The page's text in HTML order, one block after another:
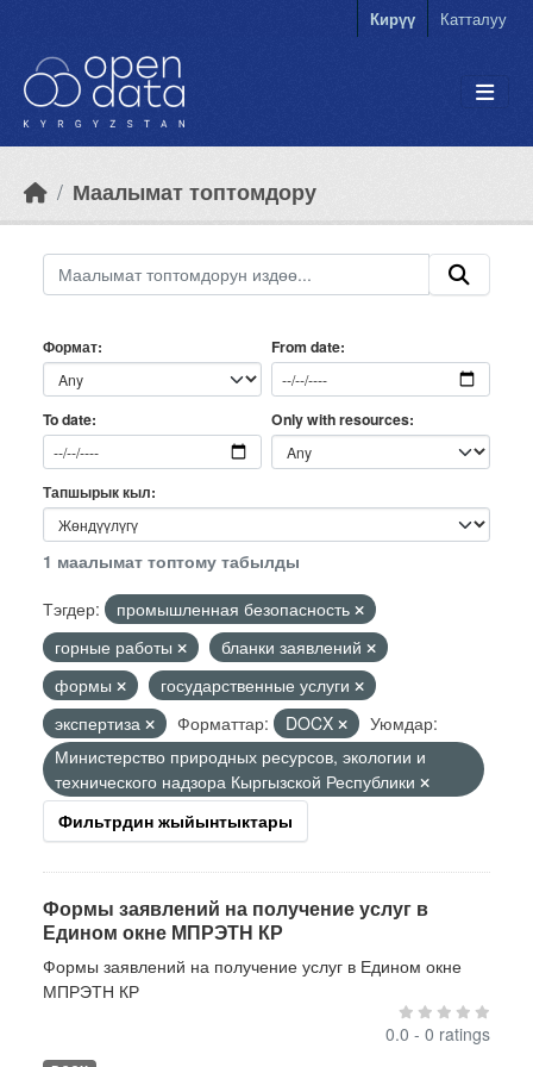
Кирүү Катталуу
Маалымат топтомдору
Формат From date
To date Only with resources
Тапшырык кыл
1 маалымат топтому табылды
Тэгдер:
промышленная безопасность
горные работы
бланки заявлений
формы
государственные услуги
экспертиза
Форматтар: DOCX
Уюмдар:
Министерство природных ресурсов, экологии и
технического надзора Кыргызской Республики
Фильтрдин жыйынтыктары
Формы заявлений на получение услуг в
Едином окне МПРЭТН КР
Формы заявлений на получение услуг в Едином окне
МПРЭТН КР
0.0 - 0 ratings